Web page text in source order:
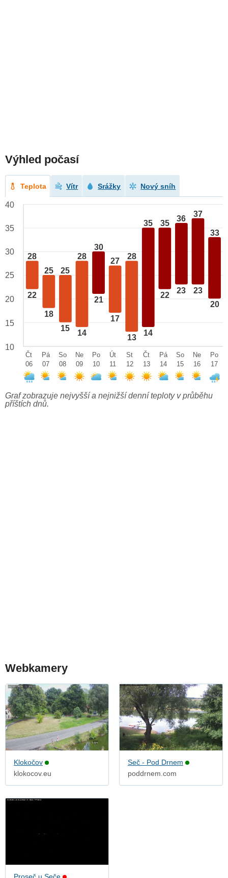
Výhled počasí
Teplota Vítr Srážky Nový sníh
28
22
25
18
25
15
28
14
30
21
27
17
28
13
35
14
35
22
36
23
37
23
33
20
40
35
30
25
20
15
10
Čt
06
Pá
07
So
08
Ne
09
Po
10
Út
11
St
12
Čt
13
Pá
14
So
15
Ne
16
Po
17
Graf zobrazuje nejvyšší a nejnižší denní teploty v průběhu
příštích dnů.
Webkamery
Klokočov
klokocov.eu
Seč - Pod Drnem
poddrnem.com